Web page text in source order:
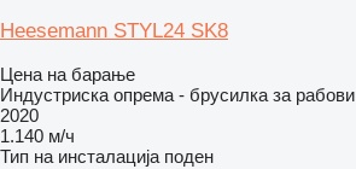
Heesemann STYL24 SK8
Цена на барање
Индустриска опрема - брусилка за рабови
2020
1.140 м/ч
Тип на инсталација поден